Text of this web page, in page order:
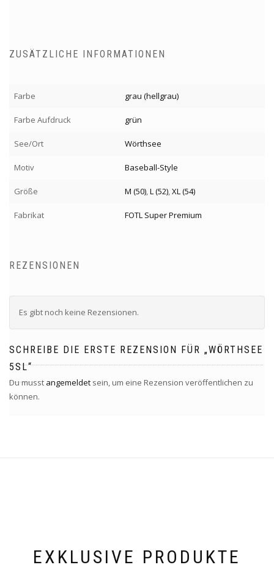
ZUSÄTZLICHE INFORMATIONEN
Farbe grau (hellgrau)
Farbe Aufdruck grün
See/Ort Wörthsee
Motiv Baseball-Style
Größe M (50) L (52) XL (54)
Fabrikat FOTL Super Premium
REZENSIONEN
Es gibt noch keine Rezensionen.
SCHREIBE DIE ERSTE REZENSION FÜR „WÖRTHSEE
5SL“
Du musst angemeldet sein, um eine Rezension veröffentlichen zu
können.
EXKLUSIVE PRODUKTE